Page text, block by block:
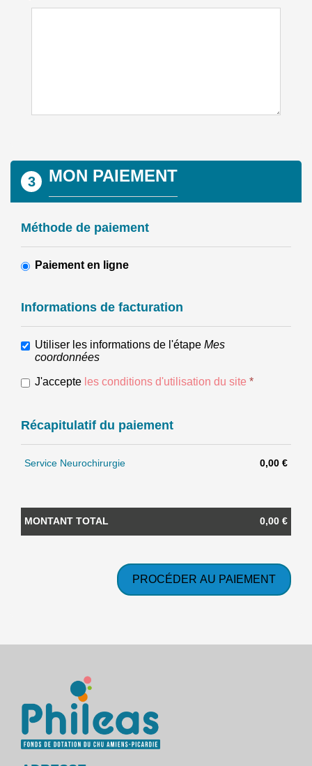
3 MON PAIEMENT
Méthode de paiement
Paiement en ligne
Informations de facturation
Utiliser les informations de l'étape Mes
coordonnées
J'accepte les conditions d'utilisation du site *
Récapitulatif du paiement
Service Neurochirurgie 0,00 €
MONTANT TOTAL 0,00 €
PROCÉDER AU PAIEMENT